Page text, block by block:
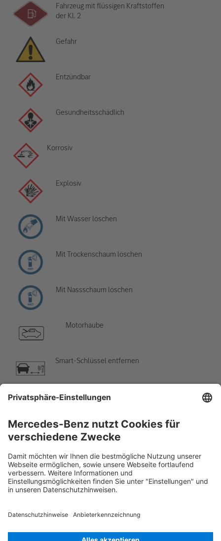
Fahrzeug mit flüssigen Kraftstoffen
der Kl. 2
Gefahr
Entzündbar
Gesundheitsschädlich
Korrosiv
Explosiv
Mit Wasser löschen
Mit Trockenschaum löschen
Mit Nassschaum löschen
Motorhaube
Smart-Schlüssel entfernen
Klimaanlage
Gefahr, niedrige Temperatur
Rettungskarte PKW Version 07/2026 01.3 ID-Nr.: 290.688